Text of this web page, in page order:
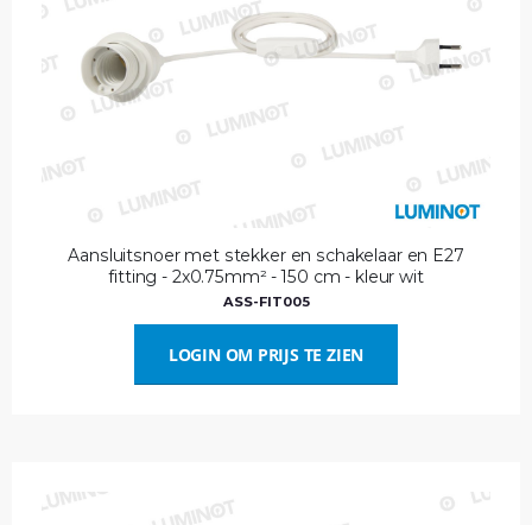
Aansluitsnoer met stekker en schakelaar en E27
fitting - 2x0.75mm² - 150 cm - kleur wit
ASS-FIT005
LOGIN OM PRIJS TE ZIEN